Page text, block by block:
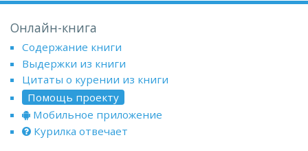
Онлайн-книга
Содержание книги
Выдержки из книги
Цитаты о курении из книги
Помощь проекту
Мобильное приложение
Курилка отвечает